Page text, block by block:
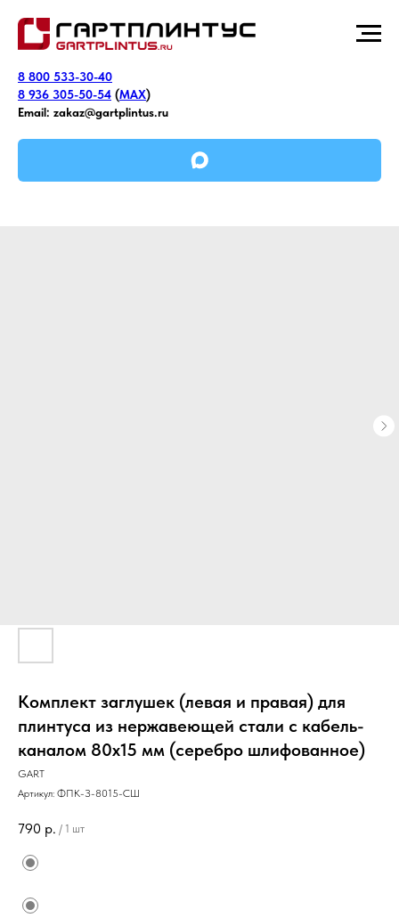
8 800 533-30-40
8 936 305-50-54 (MAX)
Email: zakaz@gartplintus.ru
Комплект заглушек (левая и правая) для
плинтуса из нержавеющей стали с кабель-
каналом 80х15 мм (серебро шлифованное)
GART
Артикул: ФПК-З-8015-СШ
790 р. / 1 шт